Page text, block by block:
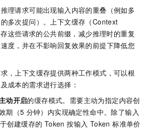
理请求可能出现输入内容的重叠（例如多
多次提问）。上下文缓存（Context
这些请求的公共前缀，减少推理时的重复
度，并在不影响回复效果的前提下降低您
，上下文缓存提供两种工作模式，可以根
成本的需求进行选择：
动开启的缓存模式。需要主动为指定内容创
期（5 分钟）内实现确定性命中。除了输入
创建缓存的 Token 按输入 Token 标准单价